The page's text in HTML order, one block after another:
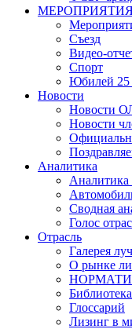
Съезд
Видео-
Спорт
Юбилей 25
Новости
Новости
Новости
Аналитика
Аналитика
Сводная
Голос
Отрасль
Галерея
О рынке
Библиотека
Глоссарий
Лизинг в